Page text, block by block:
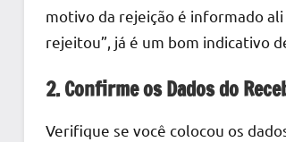
motivo da rejeição é informado ali
rejeitou”, já é um bom indicativo
2. Confirme os Dados do
Verifique se você colocou os